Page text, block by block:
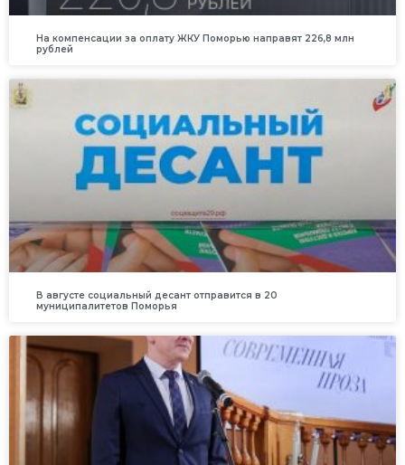
На компенсации за оплату ЖКУ Поморью направят 226,8 млн
рублей
В августе социальный десант отправится в 20
муниципалитетов Поморья